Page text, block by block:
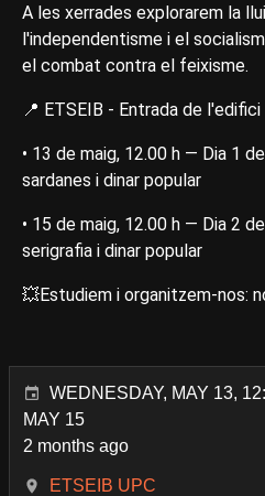
A les xerrades explorarem la
l'independentisme i el
el combat contra el feixisme.
📍 ETSEIB - Entrada de l'edifici
• 13 de maig, 12.00 h — Dia 1
sardanes i dinar popular
• 15 de maig, 12.00 h — Dia 2
serigrafia i dinar popular
💥Estudiem i organitzem-nos:
WEDNESDAY, MAY 13,
MAY 15
2 months ago
ETSEIB UPC